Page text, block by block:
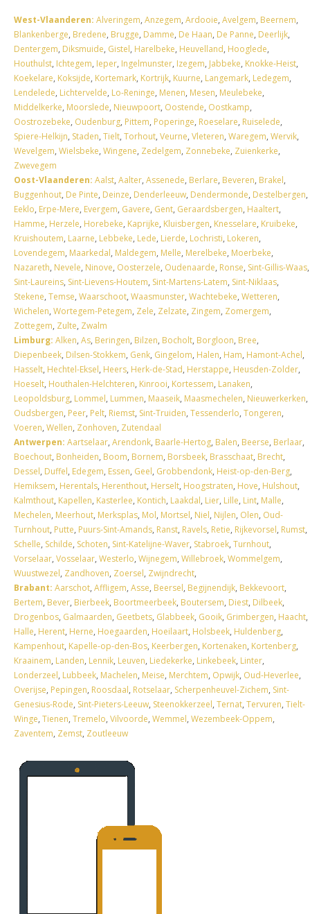
West-Vlaanderen: Alveringem, Anzegem, Ardooie, Avelgem, Beernem,
Blankenberge, Bredene, Brugge, Damme, De Haan, De Panne, Deerlijk,
Dentergem, Diksmuide, Gistel, Harelbeke, Heuvelland, Hooglede,
Houthulst, Ichtegem, Ieper, Ingelmunster, Izegem, Jabbeke, Knokke-Heist,
Koekelare, Koksijde, Kortemark, Kortrijk, Kuurne, Langemark, Ledegem,
Lendelede, Lichtervelde, Lo-Reninge, Menen, Mesen, Meulebeke,
Middelkerke, Moorslede, Nieuwpoort, Oostende, Oostkamp,
Oostrozebeke, Oudenburg, Pittem, Poperinge, Roeselare, Ruiselede,
Spiere-Helkijn, Staden, Tielt, Torhout, Veurne, Vleteren, Waregem, Wervik,
Wevelgem, Wielsbeke, Wingene, Zedelgem, Zonnebeke, Zuienkerke,
Zwevegem
Oost-Vlaanderen: Aalst, Aalter, Assenede, Berlare, Beveren, Brakel,
Buggenhout, De Pinte, Deinze, Denderleeuw, Dendermonde, Destelbergen,
Eeklo, Erpe-Mere, Evergem, Gavere, Gent, Geraardsbergen, Haaltert,
Hamme, Herzele, Horebeke, Kaprijke, Kluisbergen, Knesselare, Kruibeke,
Kruishoutem, Laarne, Lebbeke, Lede, Lierde, Lochristi, Lokeren,
Lovendegem, Maarkedal, Maldegem, Melle, Merelbeke, Moerbeke,
Nazareth, Nevele, Ninove, Oosterzele, Oudenaarde, Ronse, Sint-Gillis-Waas,
Sint-Laureins, Sint-Lievens-Houtem, Sint-Martens-Latem, Sint-Niklaas,
Stekene, Temse, Waarschoot, Waasmunster, Wachtebeke, Wetteren,
Wichelen, Wortegem-Petegem, Zele, Zelzate, Zingem, Zomergem,
Zottegem, Zulte, Zwalm
Limburg: Alken, As, Beringen, Bilzen, Bocholt, Borgloon, Bree,
Diepenbeek, Dilsen-Stokkem, Genk, Gingelom, Halen, Ham, Hamont-Achel,
Hasselt, Hechtel-Eksel, Heers, Herk-de-Stad, Herstappe, Heusden-Zolder,
Hoeselt, Houthalen-Helchteren, Kinrooi, Kortessem, Lanaken,
Leopoldsburg, Lommel, Lummen, Maaseik, Maasmechelen, Nieuwerkerken,
Oudsbergen, Peer, Pelt, Riemst, Sint-Truiden, Tessenderlo, Tongeren,
Voeren, Wellen, Zonhoven, Zutendaal
Antwerpen: Aartselaar, Arendonk, Baarle-Hertog, Balen, Beerse, Berlaar,
Boechout, Bonheiden, Boom, Bornem, Borsbeek, Brasschaat, Brecht,
Dessel, Duffel, Edegem, Essen, Geel, Grobbendonk, Heist-op-den-Berg,
Hemiksem, Herentals, Herenthout, Herselt, Hoogstraten, Hove, Hulshout,
Kalmthout, Kapellen, Kasterlee, Kontich, Laakdal, Lier, Lille, Lint, Malle,
Mechelen, Meerhout, Merksplas, Mol, Mortsel, Niel, Nijlen, Olen, Oud-
Turnhout, Putte, Puurs-Sint-Amands, Ranst, Ravels, Retie, Rijkevorsel, Rumst,
Schelle, Schilde, Schoten, Sint-Katelijne-Waver, Stabroek, Turnhout,
Vorselaar, Vosselaar, Westerlo, Wijnegem, Willebroek, Wommelgem,
Wuustwezel, Zandhoven, Zoersel, Zwijndrecht,
Brabant: Aarschot, Affligem, Asse, Beersel, Begijnendijk, Bekkevoort,
Bertem, Bever, Bierbeek, Boortmeerbeek, Boutersem, Diest, Dilbeek,
Drogenbos, Galmaarden, Geetbets, Glabbeek, Gooik, Grimbergen, Haacht,
Halle, Herent, Herne, Hoegaarden, Hoeilaart, Holsbeek, Huldenberg,
Kampenhout, Kapelle-op-den-Bos, Keerbergen, Kortenaken, Kortenberg,
Kraainem, Landen, Lennik, Leuven, Liedekerke, Linkebeek, Linter,
Londerzeel, Lubbeek, Machelen, Meise, Merchtem, Opwijk, Oud-Heverlee,
Overijse, Pepingen, Roosdaal, Rotselaar, Scherpenheuvel-Zichem, Sint-
Genesius-Rode, Sint-Pieters-Leeuw, Steenokkerzeel, Ternat, Tervuren, Tielt-
Winge, Tienen, Tremelo, Vilvoorde, Wemmel, Wezembeek-Oppem,
Zaventem, Zemst, Zoutleeuw